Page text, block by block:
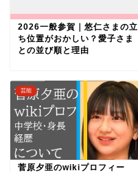
2026一般参賀｜悠仁さまの立
ち位置がおかしい？愛子さま
との並び順と理由
芸能
菅原夕亜のwikiプロフィー